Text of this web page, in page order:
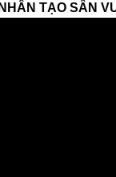
TẠO SÂN